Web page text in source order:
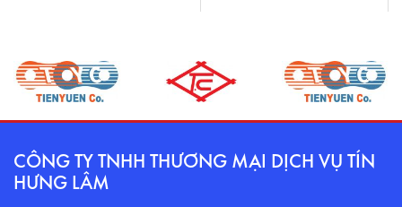
CÔNG TY TNHH THƯƠNG MẠI DỊCH VỤ TÍN
HƯNG LÂM